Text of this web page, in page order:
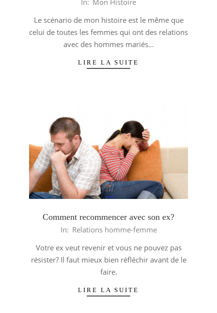
13
In: Mon Histoire
Le scénario de mon histoire est le même que
celui de toutes les femmes qui ont des relations
avec des hommes mariés…
LIRE LA SUITE
Comment recommencer avec son ex?
In: Relations homme-femme
Votre ex veut revenir et vous ne pouvez pas
résister? Il faut mieux bien réfléchir avant de le
faire.
LIRE LA SUITE